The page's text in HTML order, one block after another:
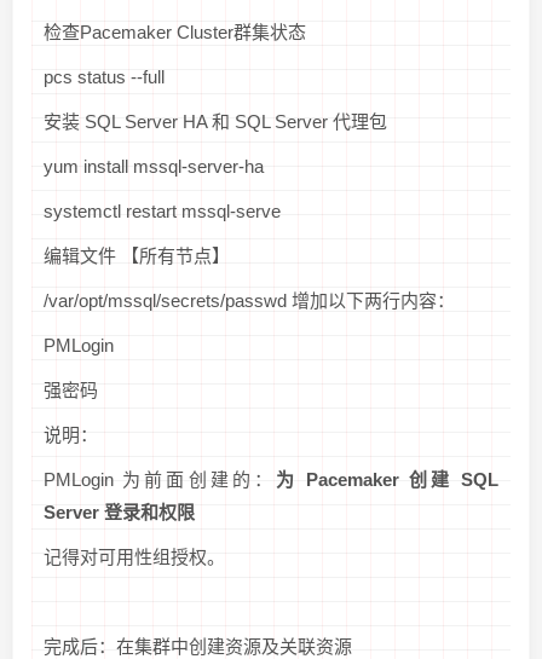
检查Pacemaker Cluster群集状态
pcs status --full
安装 SQL Server HA 和 SQL Server 代理包
yum install mssql-server-ha
systemctl restart mssql-serve
编辑文件 【所有节点】
/var/opt/mssql/secrets/passwd 增加以下两行内容：
PMLogin
强密码
说明：
PMLogin 为前面创建的： 为 Pacemaker 创建 SQL
Server 登录和权限
记得对可用性组授权。
完成后：在集群中创建资源及关联资源